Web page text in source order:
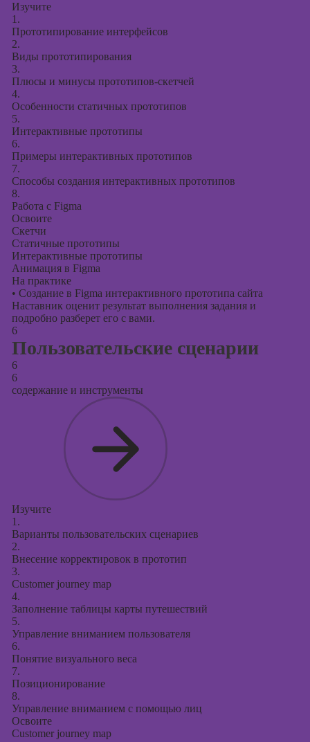
Изучите
1.
Прототипирование интерфейсов
2.
Виды прототипирования
3.
Плюсы и минусы прототипов-скетчей
4.
Особенности статичных прототипов
5.
Интерактивные прототипы
6.
Примеры интерактивных прототипов
7.
Способы создания интерактивных прототипов
8.
Работа с Figma
Освоите
Скетчи
Статичные прототипы
Интерактивные прототипы
Анимация в Figma
На практике
• Создание в Figma интерактивного прототипа сайта
Наставник оценит результат выполнения задания и
подробно разберет его с вами.
6
Пользовательские сценарии
6
6
содержание и инструменты
Изучите
1.
Варианты пользовательских сценариев
2.
Внесение корректировок в прототип
3.
Customer journey map
4.
Заполнение таблицы карты путешествий
5.
Управление вниманием пользователя
6.
Понятие визуального веса
7.
Позиционирование
8.
Управление вниманием с помощью лиц
Освоите
Customer journey map